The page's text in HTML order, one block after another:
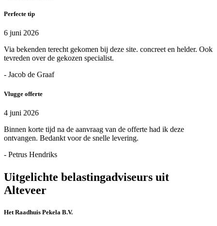
Perfecte tip
6 juni 2026
Via bekenden terecht gekomen bij deze site. concreet en helder. Ook
tevreden over de gekozen specialist.
- Jacob de Graaf
Vlugge offerte
4 juni 2026
Binnen korte tijd na de aanvraag van de offerte had ik deze
ontvangen. Bedankt voor de snelle levering.
- Petrus Hendriks
Uitgelichte belastingadviseurs uit
Alteveer
Het Raadhuis Pekela B.V.